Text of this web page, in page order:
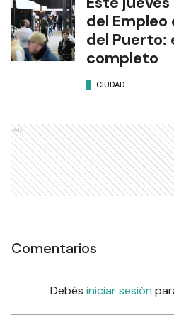
del Empleo
del Puerto:
completo
CIUDAD
Ads
Comentarios
Debés iniciar sesión